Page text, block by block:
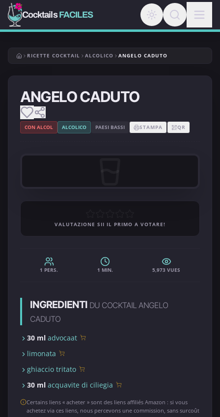
CocktailsFACILES
RICETTE COCKTAIL ALCOLICO ANGELO CADUTO
ANGELO CADUTO
CON ALCOL ALCOLICO PAESI BASSI STAMPA QR
VALUTAZIONE SII IL PRIMO A VOTARE!
1 PERS. 1 MIN. 5,973 VUES
INGREDIENTI DU COCKTAIL ANGELO
CADUTO
30 ml advocaat
limonata
ghiaccio tritato
30 ml acquavite di ciliegia
Certains liens « acheter » sont des liens affiliés Amazon : si vous
achetez via ces liens, nous percevons une commission, sans surcoût